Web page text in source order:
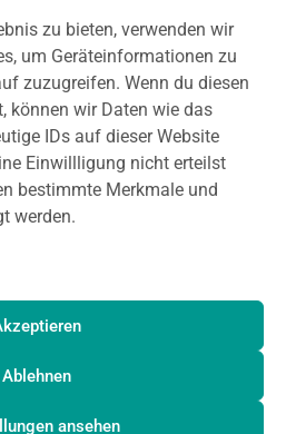
zu bieten, verwenden wir
um Geräteinformationen zu
zuzugreifen. Wenn du diesen
können wir Daten wie das
IDs auf dieser Website
Einwillligung nicht erteilst
bestimmte Merkmale und
werden.
Ablehnen
ansehen
THEATER.DE